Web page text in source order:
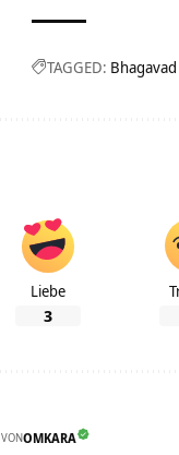
TAGGED:
Liebe
3
VONOMKARA